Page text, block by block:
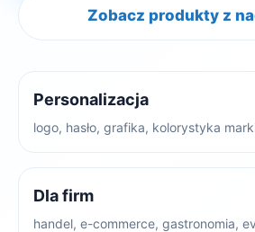
Zobacz produkty z
Personalizacja
logo, hasło, grafika, kolorystyka
Dla firm
handel, e-commerce, gastronomia,